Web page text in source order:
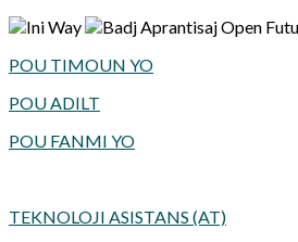
POU TIMOUN YO
POU ADILT
POU FANMI YO
TEKNOLOJI ASISTANS (AT)